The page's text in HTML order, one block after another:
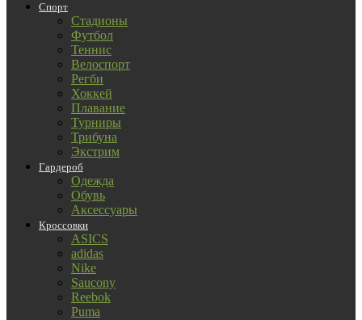
Спорт
Стадионы
Футбол
Теннис
Велоспорт
Регби
Хоккей
Плавание
Турниры
Трибуна
Экстрим
Гардероб
Одежда
Обувь
Аксессуары
Кроссовки
ASICS
adidas
Nike
Saucony
Reebok
Puma